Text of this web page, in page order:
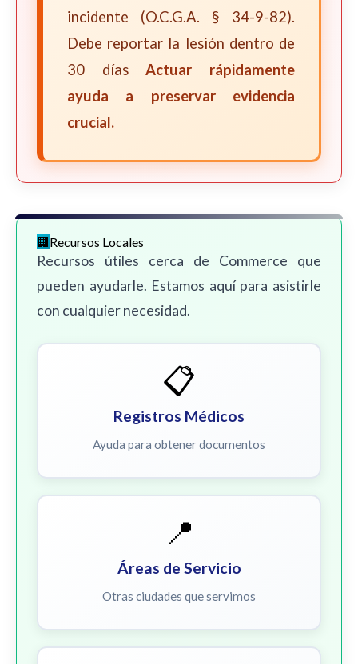
incidente (O.C.G.A. § 34-9-82).
Debe reportar la lesión dentro de
30 díasActuar rápidamente
ayuda a preservar evidencia
crucial.
Recursos Locales
Recursos útiles cerca de Commerce que
pueden ayudarle. Estamos aquí para asistirle
con cualquier necesidad.
📋
Registros Médicos
Ayuda para obtener documentos
📍
Áreas de Servicio
Otras ciudades que servimos